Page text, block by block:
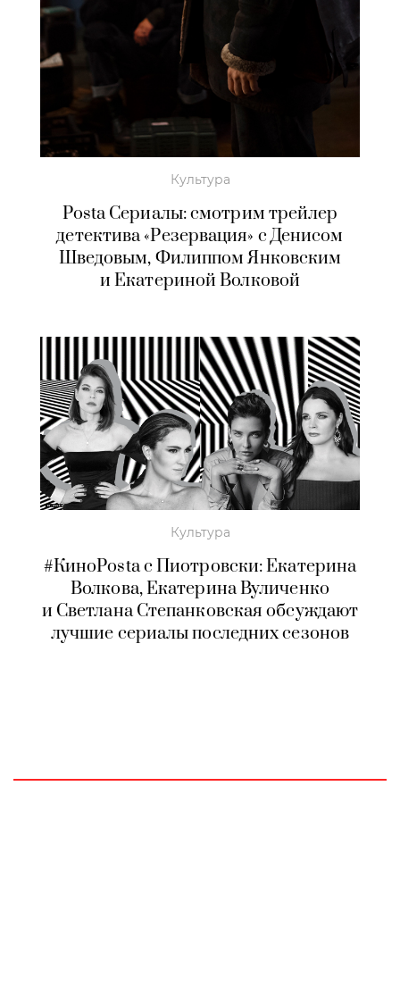
Культура
Posta Сериалы: смотрим трейлер
детектива «Резервация» с Денисом
Шведовым, Филиппом Янковским
и Екатериной Волковой
Культура
#КиноPosta c Пиотровски: Екатерина
Волкова, Екатерина Вуличенко
и Светлана Степанковская обсуждают
лучшие сериалы последних сезонов